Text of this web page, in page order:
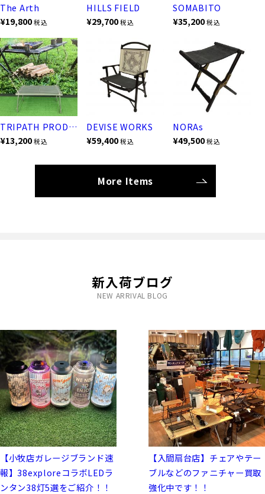
The Arth
¥19,800税込
HILLS FIELD
¥29,700税込
SOMABITO
¥35,200税込
TRIPATH PRODUCTS
¥13,200税込
DEVISE WORKS
¥59,400税込
NORAs
¥49,500税込
More Items
新入荷ブログ
NEW ARRIVAL BLOG
【小牧店ガレージブランド速
報】38exploreコラボLEDラ
ンタン38灯5選をご紹介！！
【入間扇台店】チェアやテー
ブルなどのファニチャー買取
強化中です！！